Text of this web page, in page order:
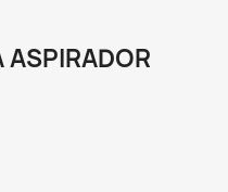
ASPIRADOR